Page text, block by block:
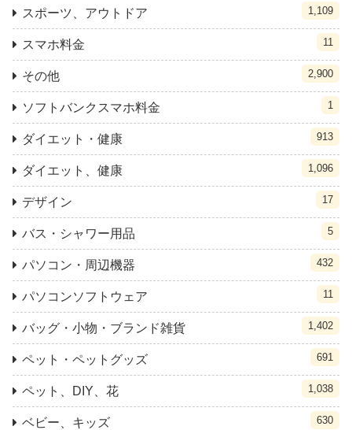
スポーツ、アウトドア 1,109
スマホ料金 11
その他 2,900
ソフトバンクスマホ料金 1
ダイエット・健康 913
ダイエット、健康 1,096
デザイン 17
バス・シャワー用品 5
パソコン・周辺機器 432
パソコンソフトウェア 11
バッグ・小物・ブランド雑貨 1,402
ペット・ペットグッズ 691
ペット、DIY、花 1,038
ベビー、キッズ 630